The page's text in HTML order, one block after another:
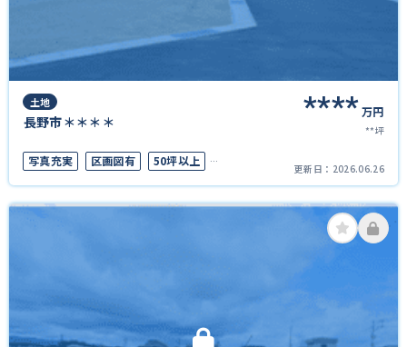
土地
長野市＊＊＊＊ ****万円
**坪
写真充実 区画図有
50坪以上
上下水道完備
更新日： 2026.06.26